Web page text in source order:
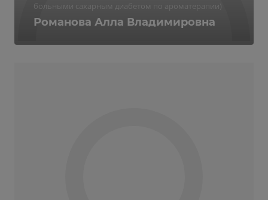
больными сахарным диабетом по ароматерапии)
Романова Алла Владимировна